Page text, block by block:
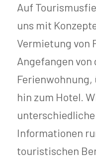
Auf
uns mit
Vermietung von
Angefangen von
Ferienwohnung,
hin zum Hotel.
Informationen
touristischen